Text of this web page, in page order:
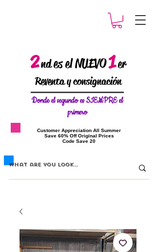
2ndes el NUEVO1er
Reventa y consignación
Donde elsegundo es SIEMPRE el
primero
​Customer Appreciation All Summer
​Save 60% Off Original Prices
​Code Save 20